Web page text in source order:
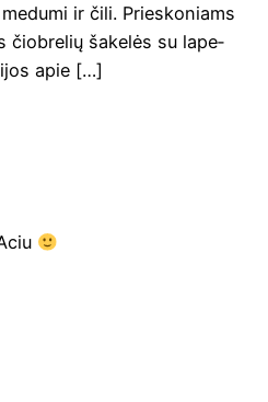
ir čili. Prie­sko­niams
čiob­re­lių šake­lės su lape­
apie […]